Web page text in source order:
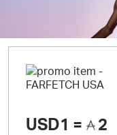
USD1 = 2